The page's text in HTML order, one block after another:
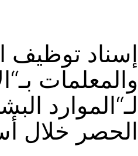
إسناد توظيف
والمعلمات
لـ“الموارد
الحصر خلال